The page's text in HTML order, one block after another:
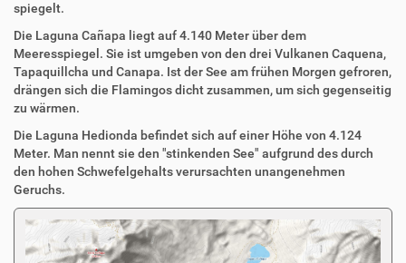
spiegelt.
Die Laguna Cañapa liegt auf 4.140 Meter über dem
Meeresspiegel. Sie ist umgeben von den drei Vulkanen Caquena,
Tapaquillcha und Canapa. Ist der See am frühen Morgen gefroren,
drängen sich die Flamingos dicht zusammen, um sich gegenseitig
zu wärmen.
Die Laguna Hedionda befindet sich auf einer Höhe von 4.124
Meter. Man nennt sie den "stinkenden See" aufgrund des durch
den hohen Schwefelgehalts verursachten unangenehmen
Geruchs.